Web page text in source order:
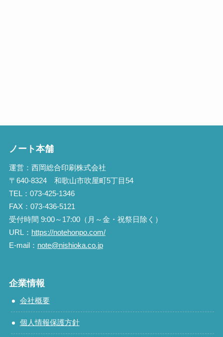
ノート本舗
運営：西岡総合印刷株式会社
〒640-8324 和歌山市吹屋町5丁目54
TEL：073-425-1346
FAX：073-436-5121
受付時間 9:00～17:00（月～金・祝祭日除く）
URL： https://notehonpo.com/
E-mail： note@nishioka.co.jp
企業情報
会社概要
個人情報保護方針